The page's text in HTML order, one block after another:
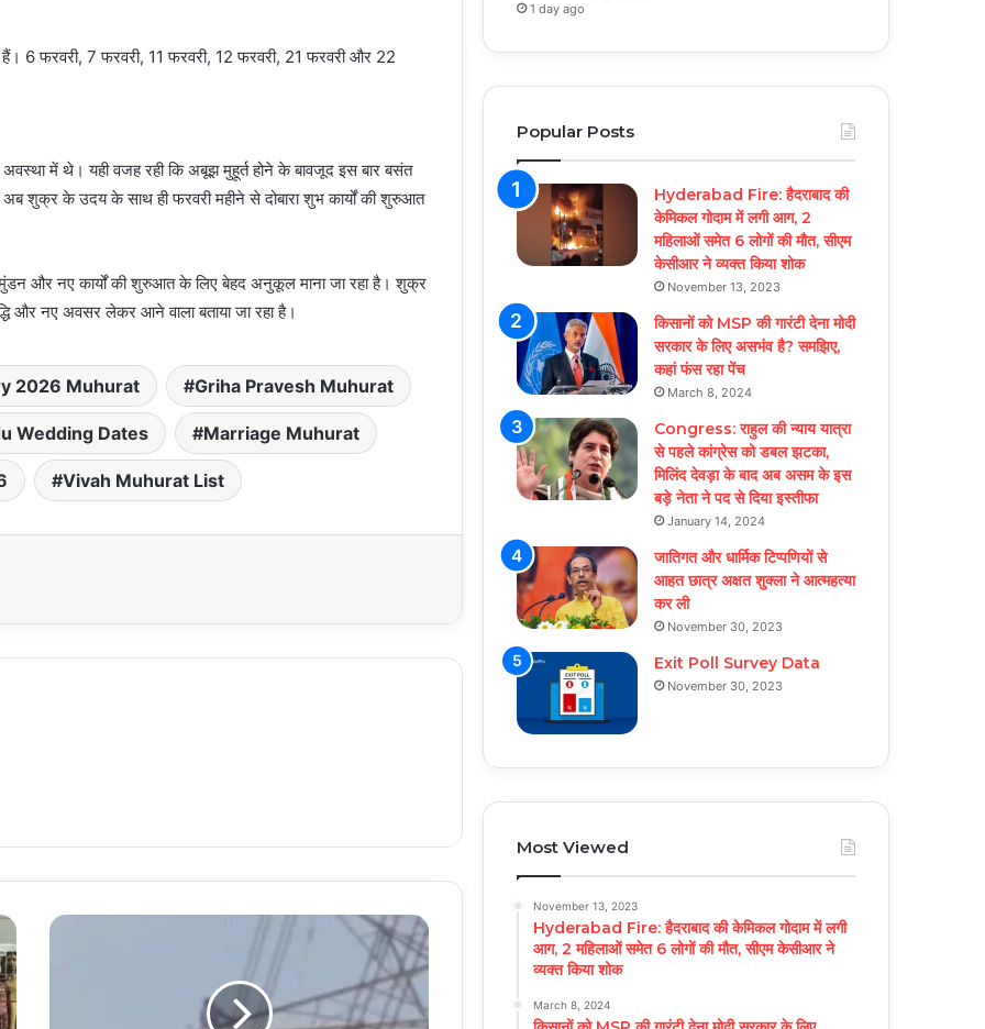
6 फरवरी, 7 फरवरी, 11 फरवरी, 12 फरवरी, 21 फरवरी और 22
में थे। यही वजह रही कि अबूझ मुहूर्त होने के बावजूद इस बार बसंत
शुक्र के उदय के साथ ही फरवरी महीने से दोबारा शुभ कार्यों की शुरुआत
और नए कार्यों की शुरुआत के लिए बेहद अनुकूल माना जा रहा है। शुक्र
नए अवसर लेकर आने वाला बताया जा रहा है।
2026 Muhurat Griha Pravesh Muhurat
Wedding Dates Marriage Muhurat
Vivah Muhurat List
1 day ago
Popular Posts
Hyderabad Fire: हैदराबाद की
केमिकल गोदाम में लगी आग, 2
महिलाओं समेत 6 लोगों की मौत, सीएम
केसीआर ने व्यक्त किया शोक
November 13, 2023
किसानों को MSP की गारंटी देना मोदी
सरकार के लिए असभंव है? समझिए,
कहां फंस रहा पेंच
March 8, 2024
Congress: राहुल की न्याय यात्रा
से पहले कांग्रेस को डबल झटका,
मिलिंद देवड़ा के बाद अब असम के इस
बड़े नेता ने पद से दिया इस्तीफा
January 14, 2024
जातिगत और धार्मिक टिप्पणियों से
आहत छात्र अक्षत शुक्ला ने आत्महत्या
कर ली
November 30, 2023
Exit Poll Survey Data
November 30, 2023
Most Viewed
November 13, 2023
Hyderabad Fire: हैदराबाद की केमिकल गोदाम में लगी
आग, 2 महिलाओं समेत 6 लोगों की मौत, सीएम केसीआर ने
व्यक्त किया शोक
March 8, 2024